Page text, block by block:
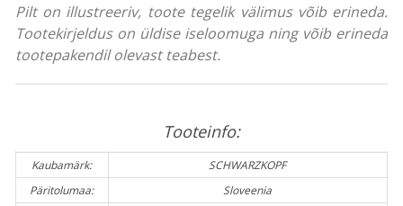
Pilt on illustreeriv, toote tegelik välimus võib erineda.
Tootekirjeldus on üldise iseloomuga ning võib erineda
tootepakendil olevast teabest.
Tooteinfo:
Kaubamärk:
SCHWARZKOPF
Päritolumaa:
Sloveenia